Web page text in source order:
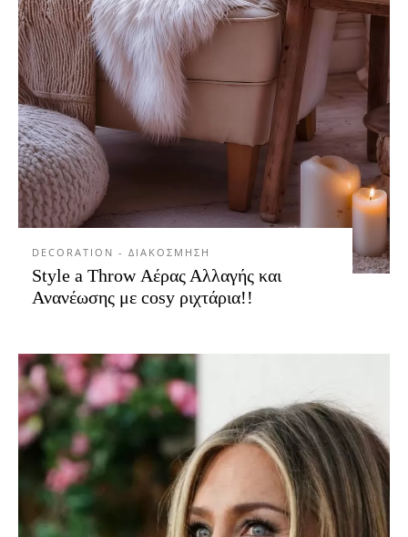
DECORATION - ΔΙΑΚΟΣΜΗΣΗ
Style a Throw Αέρας Αλλαγής και
Ανανέωσης με cosy ριχτάρια!!